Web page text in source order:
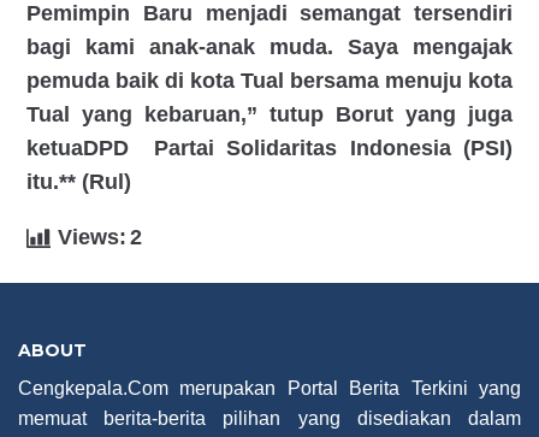
Pemimpin Baru menjadi semangat tersendiri
bagi kami anak-anak muda. Saya mengajak
pemuda baik di kota Tual bersama menuju kota
Tual yang kebaruan,” tutup Borut yang juga
ketuaDPD Partai Solidaritas Indonesia (PSI)
itu.** (Rul)
Views: 2
ABOUT
Cengkepala.Com merupakan Portal Berita Terkini yang
memuat berita-berita pilihan yang disediakan dalam